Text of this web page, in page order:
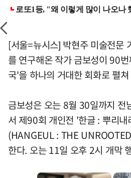
[서울=뉴시스] 박현주 미술전문
를 연구해온 작가 금보성이 90
국'을 하나의 거대한 회화로 펼
금보성은 오는 8월 30일까지 전
서 제90회 개인전 '한글 : 뿌리내
(HANGEUL : THE
한다. 오는 11일 오후 2시 개막